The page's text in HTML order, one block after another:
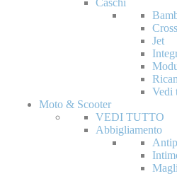
Caschi
Cross
Jet
Vedi
Moto & Scooter
VEDI TUTTO
Abbigliamento